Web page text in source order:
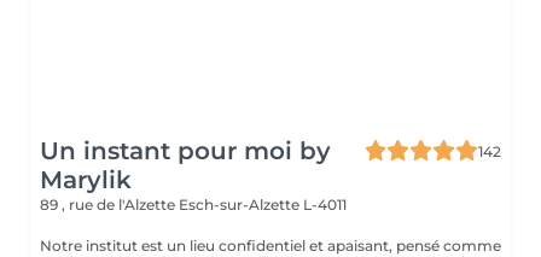
Un instant pour moi by
Marylik
142
89 , rue de l'Alzette Esch-sur-Alzette L-4011
Notre institut est un lieu confidentiel et apaisant, pensé comme